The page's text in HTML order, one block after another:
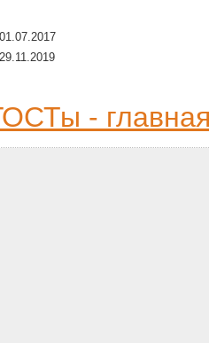
01.07.2017
29.11.2019
-